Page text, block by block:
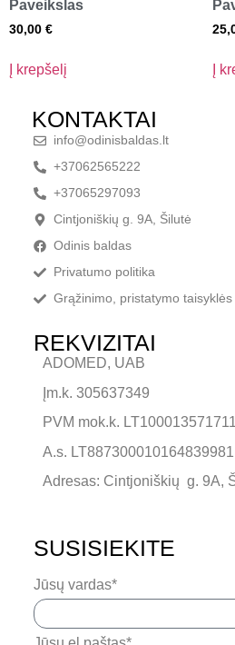
Paveikslas
30,00 €
Į krepšelį Į
KONTAKTAI
info@odinisbaldas.lt
+37062565222
+37065297093
Cintjoniškių g. 9A, Šilutė
Odinis baldas
Privatumo politika
Grąžinimo, pristatymo taisyklės
REKVIZITAI
ADOMED, UAB
Įm.k. 305637349
PVM mok.k. LT100013571711
A.s.
Adresas: Cintjoniškių g. 9A,
SUSISIEKITE
Jūsų vardas*